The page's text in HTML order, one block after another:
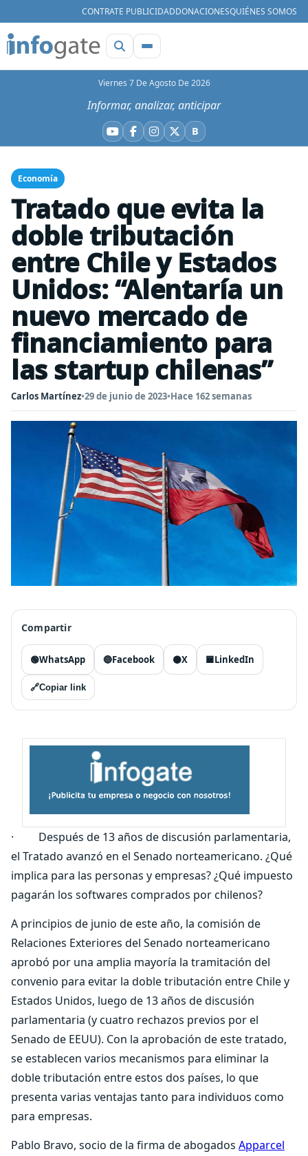
CONTRATE PUBLICIDADDONACIONESQUIÉNES SOMOS
Viernes 7 De Agosto De 2026
Informar, analizar, anticipar
YouTube
Facebook
Instagram
X BBluesky
Economía
Tratado que evita la
doble tributación
entre Chile y Estados
Unidos: “Alentaría un
nuevo mercado de
financiamiento para
las startup chilenas”
Carlos Martínez•29 de junio de 2023•Hace 162 semanas
Compartir
🟢WhatsApp 🔵Facebook ⚫X 🟦LinkedIn
🔗Copiar link
· Después de 13 años de discusión parlamentaria,
el Tratado avanzó en el Senado norteamericano. ¿Qué
implica para las personas y empresas? ¿Qué impuesto
pagarán los softwares comprados por chilenos?
A principios de junio de este año, la comisión de
Relaciones Exteriores del Senado norteamericano
aprobó por una amplia mayoría la tramitación del
convenio para evitar la doble tributación entre Chile y
Estados Unidos, luego de 13 años de discusión
parlamentaria (y cuatro rechazos previos por el
Senado de EEUU). Con la aprobación de este tratado,
se establecen varios mecanismos para eliminar la
doble tributación entre estos dos países, lo que
presenta varias ventajas tanto para individuos como
para empresas.
Pablo Bravo, socio de la firma de abogados Apparcel